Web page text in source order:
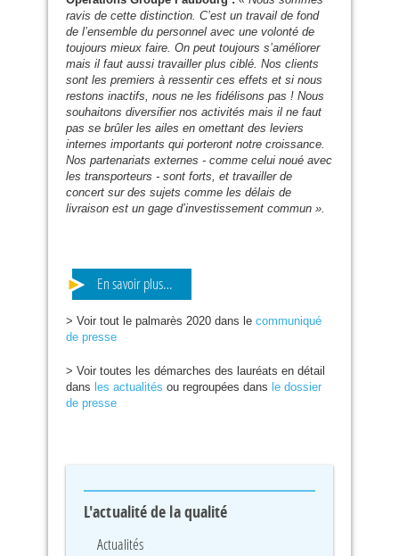
ravis de cette distinction. C’est un travail de fond
de l’ensemble du personnel avec une volonté de
toujours mieux faire. On peut toujours s’améliorer
mais il faut aussi travailler plus ciblé. Nos clients
sont les premiers à ressentir ces effets et si nous
restons inactifs, nous ne les fidélisons pas ! Nous
souhaitons diversifier nos activités mais il ne faut
pas se brûler les ailes en omettant des leviers
internes importants qui porteront notre croissance.
Nos partenariats externes - comme celui noué avec
les transporteurs - sont forts, et travailler de
concert sur des sujets comme les délais de
livraison est un gage d’investissement commun ».
En savoir plus…
> Voir tout le palmarès 2020 dans le communiqué
de presse
> Voir toutes les démarches des lauréats en détail
dans les actualités ou regroupées dans le dossier
de presse
L'actualité de la qualité
Actualités